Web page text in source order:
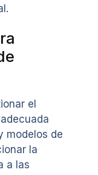
el
modelos de
la
a las